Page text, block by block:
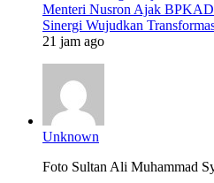
Menteri Nusron Ajak BPKAD
Sinergi Wujudkan
21 jam ago
Unknown
Foto Sultan Ali Muhammad